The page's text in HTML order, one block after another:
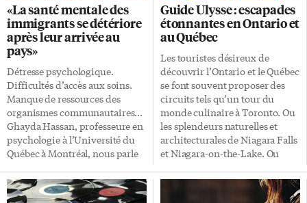
«La santé mentale des
immigrants se détériore
après leur arrivée au
pays»
Détresse psychologique.
Difficultés d’accès aux soins.
Manque de ressources des
organismes communautaires…
Ghayda Hassan, professeure en
psychologie à l’Université du
Québec à Montréal, nous parle
immigrants et des réfugiés. Les
immigrants et les réfugiés ont-
Guide Ulysse : escapades
étonnantes en Ontario et
au Québec
Les touristes désireux de
découvrir l’Ontario et le Québec
se font souvent proposer des
circuits tels qu’un tour du
monde culinaire à Toronto. Ou
les splendeurs naturelles et
architecturales de Niagara Falls
et Niagara-on-the-Lake. Ou
romantique dans le Vieux-
Québec ou l’observation des